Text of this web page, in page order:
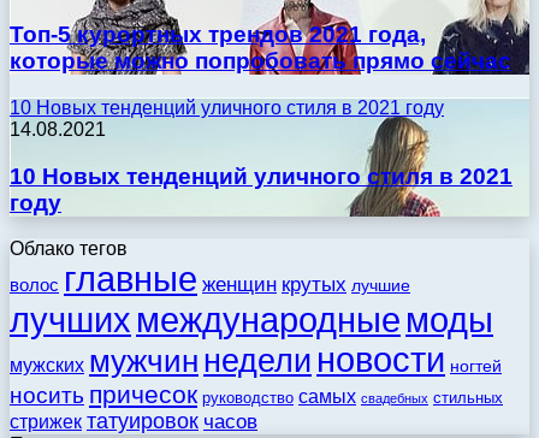
Топ-5 курортных трендов 2021 года,
которые можно попробовать прямо сейчас
10 Новых тенденций уличного стиля в 2021 году
14.08.2021
10 Новых тенденций уличного стиля в 2021
году
Облако тегов
волос главные женщин крутых лучшие
лучших международные моды
мужских мужчин недели новости ногтей
носить причесок руководство самых свадебных стильных
стрижек татуировок часов